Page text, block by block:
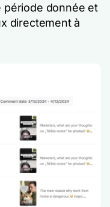
période donnée et
directement à